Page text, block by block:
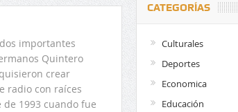
dos importantes
Quintero
crear
radio con raíces
1993 cuando fue
CATEGORÍAS
Culturales
Deportes
Economica
Educación